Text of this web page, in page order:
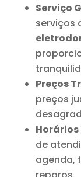
Serviço
serviços
Preços
preços
Horários
de
agenda,